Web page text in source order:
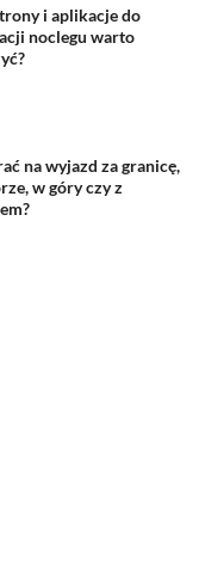
i aplikacje do
noclegu warto
na wyjazd za granicę,
w góry czy z